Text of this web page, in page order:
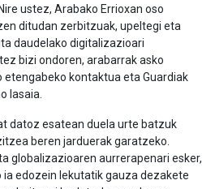
ustez, Arabako Errioxan oso
ditudan zerbitzuak, upeltegi eta
daudelako digitalizazioari
bizi ondoren, arabarrak asko
kontaktua eta Guardiak
lasaia.
datoz esatean duela urte batzuk
beren jarduerak garatzeko.
globalizazioaren aurrerapenari esker,
ia edozein lekutatik gauza dezakete